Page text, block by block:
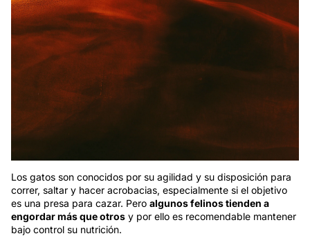
Los gatos son conocidos por su agilidad y su disposición para
correr, saltar y hacer acrobacias, especialmente si el objetivo
es una presa para cazar. Pero algunos felinos tienden a
engordar más que otros y por ello es recomendable mantener
bajo control su nutrición.